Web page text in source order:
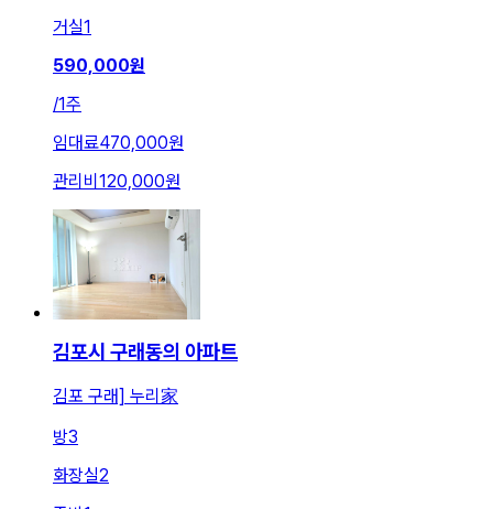
거실1
590,000원
/1주
임대료470,000원
관리비 120,000원
김포시 구래동의 아파트
김포 구래] 누리 家
방3
화장실2